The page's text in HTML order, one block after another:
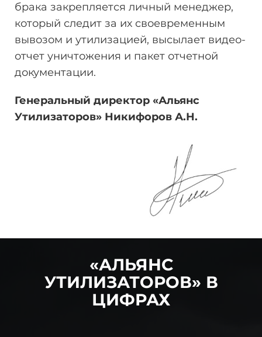
брака закрепляется личный менеджер,
который следит за их своевременным
вывозом и утилизацией, высылает видео-
отчет уничтожения и пакет отчетной
документации.
Генеральный директор «Альянс
Утилизаторов» Никифоров А.Н.
«АЛЬЯНС
УТИЛИЗАТОРОВ» В
ЦИФРАХ